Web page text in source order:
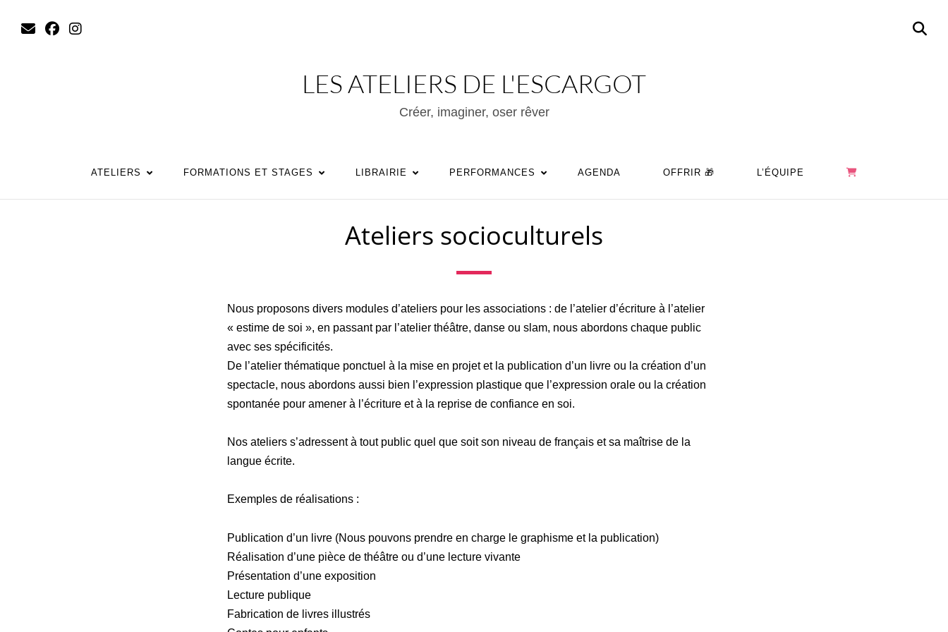
LES ATELIERS DE L'ESCARGOT
Créer, imaginer, oser rêver
ATELIERS FORMATIONS ET STAGES LIBRAIRIE PERFORMANCES AGENDA OFFRIR 🎁 L’ÉQUIPE
Ateliers socioculturels
Nous proposons divers modules d’ateliers pour les associations : de l’atelier d’écriture à l’atelier
« estime de soi », en passant par l’atelier théâtre, danse ou slam, nous abordons chaque public
avec ses spécificités.
De l’atelier thématique ponctuel à la mise en projet et la publication d’un livre ou la création d’un
spectacle, nous abordons aussi bien l’expression plastique que l’expression orale ou la création
spontanée pour amener à l’écriture et à la reprise de confiance en soi.
Nos ateliers s’adressent à tout public quel que soit son niveau de français et sa maîtrise de la
langue écrite.
Exemples de réalisations :
Publication d’un livre (Nous pouvons prendre en charge le graphisme et la publication)
Réalisation d’une pièce de théâtre ou d’une lecture vivante
Présentation d’une exposition
Lecture publique
Fabrication de livres illustrés